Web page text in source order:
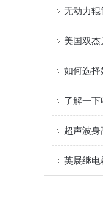
无动力辊
如何选择
超声波
英展继电